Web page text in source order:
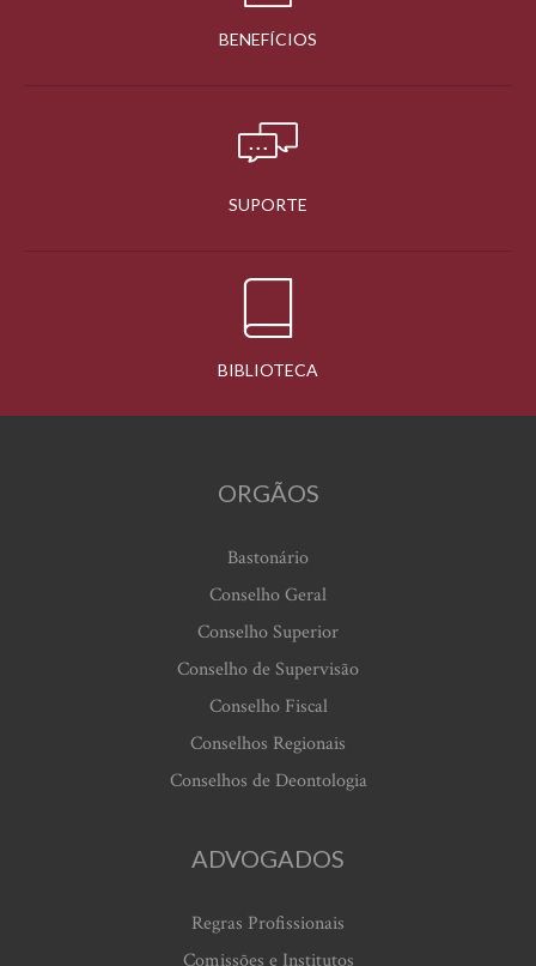
BENEFÍCIOS
SUPORTE
BIBLIOTECA
ORGÃOS
Bastonário
Conselho Geral
Conselho Superior
Conselho de Supervisão
Conselho Fiscal
Conselhos Regionais
Conselhos de Deontologia
ADVOGADOS
Regras Profissionais